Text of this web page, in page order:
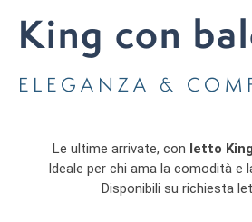
King con
ELEGANZA &
Le ultime arrivate, con letto
Ideale per chi ama la comodità e
Disponibili su richiesta